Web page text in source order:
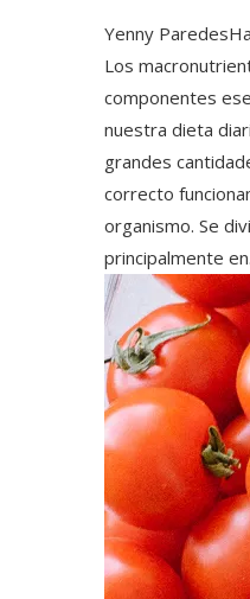
Yenny Paredes
Los
componentes
nuestra dieta
grandes
correcto
organismo. Se
principalmente